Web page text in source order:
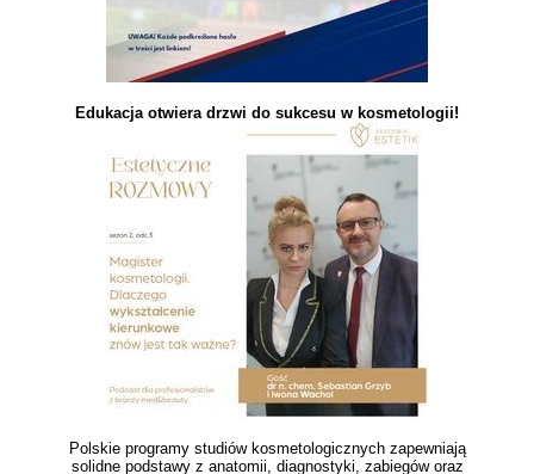
Edukacja otwiera drzwi do sukcesu w kosmetologii!
Polskie programy studiów kosmetologicznych zapewniają
solidne podstawy z anatomii, diagnostyki, zabiegów oraz